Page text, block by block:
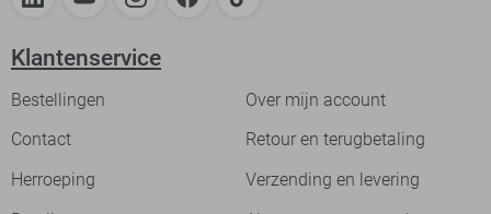
Klantenservice
Bestellingen
Over mijn account
Contact
Retour en terugbetaling
Herroeping
Verzending en levering